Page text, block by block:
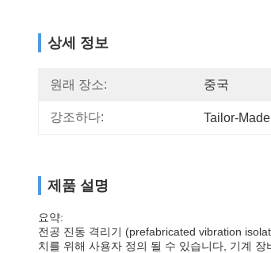
상세 정보
원래 장소: 중국
강조하다: Tailor-
제품 설명
요약:
전공 진동 격리기 (prefabricated vibration
치를 위해 사용자 정의 될 수 있습니다, 기계